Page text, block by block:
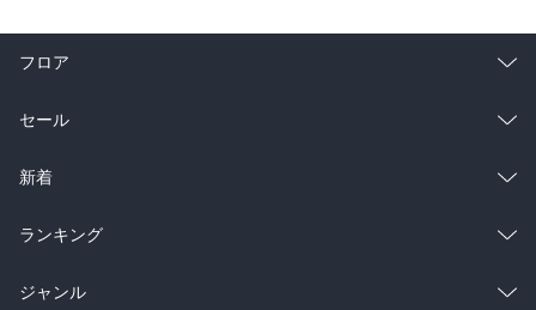
フロア
総合
ラノベ
雑誌・グラビア
BL・TL
セール
総合
ラノベ
雑誌・グラビア
新着
総合
ラノベ
ランキング
総合
ジャンル